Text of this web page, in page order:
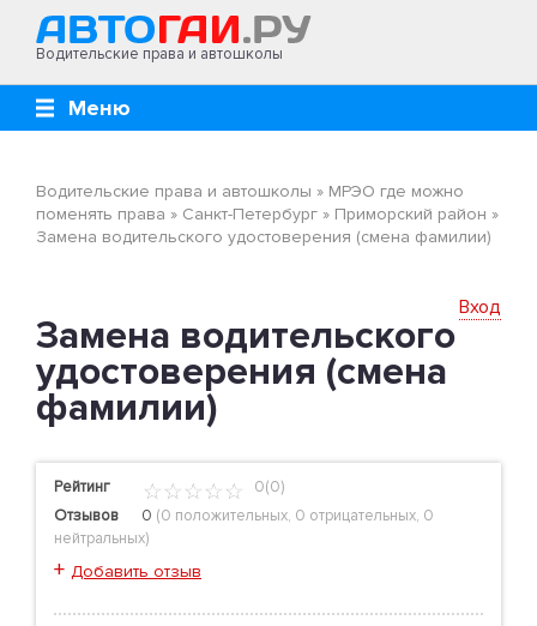
Водительские права и автошколы
Меню
Водительские права и автошколы » МРЭО где можно
поменять права » Санкт-Петербург » Приморский район »
Замена водительского удостоверения (смена фамилии)
Вход
Замена водительского
удостоверения (смена
фамилии)
Рейтинг
0(0)
Отзывов
0 (0 положительных, 0 отрицательных, 0
нейтральных)
+ Добавить отзыв